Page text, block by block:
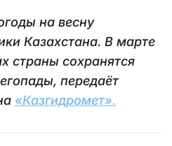
на весну
Казахстана. В марте
страны сохранятся
передаёт
«Казгидромет».